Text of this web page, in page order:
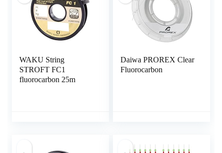
WAKU String
STROFT FC1
fluorocarbon 25m
Daiwa PROREX Clear
Fluorocarbon